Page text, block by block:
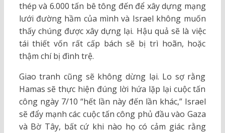
thép và 6.000 tấn bê tông đến để xây dựng mạng
lưới đường hầm của mình và Israel không muốn
thấy chúng được xây dựng lại. Hậu quả sẽ là việc
tái thiết vốn rất cấp bách sẽ bị trì hoãn, hoặc
thậm chí bị đình trệ.
Giao tranh cũng sẽ không dừng lại. Lo sợ rằng
Hamas sẽ thực hiện đúng lời hứa lặp lại cuộc tấn
công ngày 7/10 “hết lần này đến lần khác,” Israel
sẽ đẩy mạnh các cuộc tấn công phủ đầu vào Gaza
và Bờ Tây, bất cứ khi nào họ có cảm giác rằng